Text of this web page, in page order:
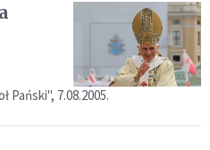
Pański", 7.08.2005.